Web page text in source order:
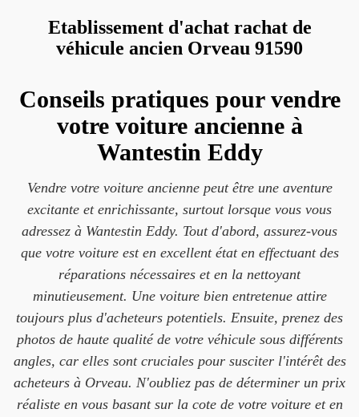
Etablissement d'achat rachat de
véhicule ancien Orveau 91590
Conseils pratiques pour vendre
votre voiture ancienne à
Wantestin Eddy
Vendre votre voiture ancienne peut être une aventure
excitante et enrichissante, surtout lorsque vous vous
adressez à Wantestin Eddy. Tout d'abord, assurez-vous
que votre voiture est en excellent état en effectuant des
réparations nécessaires et en la nettoyant
minutieusement. Une voiture bien entretenue attire
toujours plus d'acheteurs potentiels. Ensuite, prenez des
photos de haute qualité de votre véhicule sous différents
angles, car elles sont cruciales pour susciter l'intérêt des
acheteurs à Orveau. N'oubliez pas de déterminer un prix
réaliste en vous basant sur la cote de votre voiture et en